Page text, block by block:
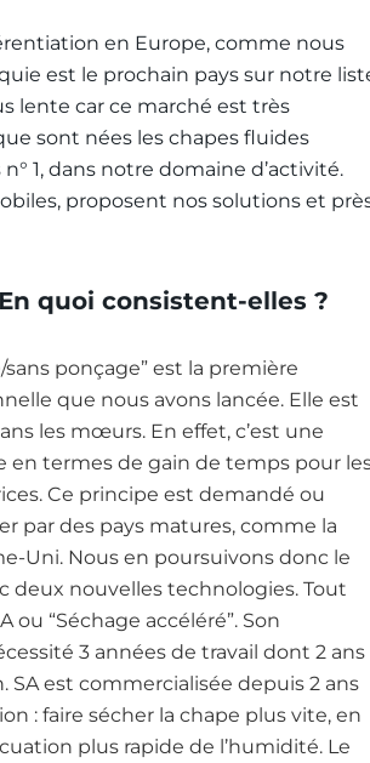
en Europe, comme nous
est le prochain pays sur notre
lente car ce marché est très
sont nées les chapes fluides
1, dans notre domaine d’activité.
proposent nos solutions et
quoi consistent-elles ?
sans ponçage” est la première
que nous avons lancée. Elle est
les mœurs. En effet, c’est une
en termes de gain de temps pour
Ce principe est demandé ou
par des pays matures, comme la
Uni. Nous en poursuivons donc le
deux nouvelles technologies. Tout
ou “Séchage accéléré”. Son
3 années de travail dont 2 ans
SA est commercialisée depuis 2 ans
: faire sécher la chape plus vite, en
plus rapide de l’humidité. Le